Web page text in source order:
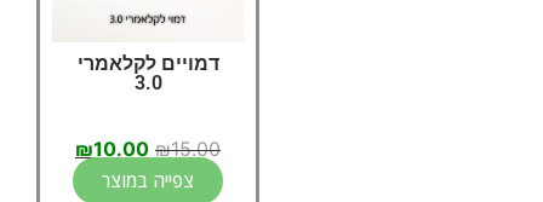
דמויים לקלאמרי
3.0
₪15.00
₪10.00
צפייה במוצר